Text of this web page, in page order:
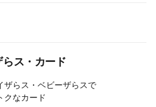
らス・カード
ザらス・ベビーザらスで
クなカード